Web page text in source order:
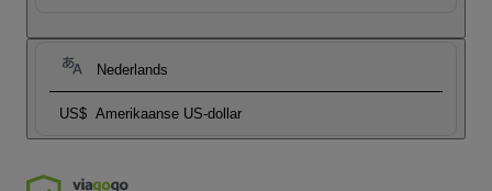
Nederlands
US$ Amerikaanse US-dollar